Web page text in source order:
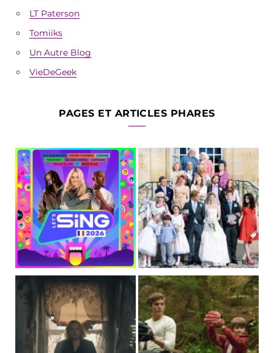
LT Paterson
Tomiiks
Un Autre Blog
VieDeGeek
PAGES ET ARTICLES PHARES